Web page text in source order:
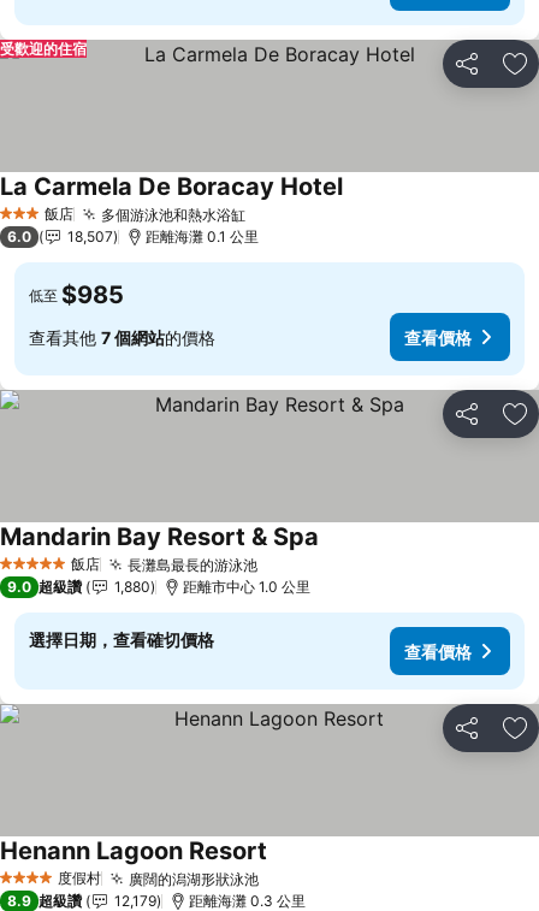
分享 加
受歡迎的住宿
3 星級 飯店 多個游泳池和熱水浴缸
La Carmela De Boracay Hotel
6.0 18,507 距離海灘 0.1 公里
低至 $985
查看其他 7 個網站的價格 查看價格
分享 加
5 星級 飯店 長灘島最長的游泳池
Mandarin Bay Resort & Spa
9.0 超級讚 1,880 距離市中心 1.0 公里
選擇日期，查看確切價格
查看價格
分享 加
4 星級 度假村 廣闊的潟湖形狀泳池
Henann Lagoon Resort
8.9 超級讚 12,179 距離海灘 0.3 公里